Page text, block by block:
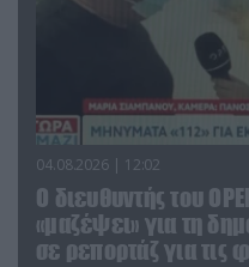
04.08.2026 | 12:02
O διευθυντής του
«μαζέψει» για τη
σε ρεπορτάζ για τις